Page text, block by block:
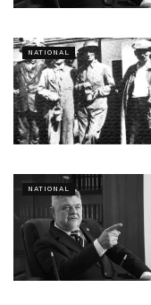
NATIONAL
NATIONAL